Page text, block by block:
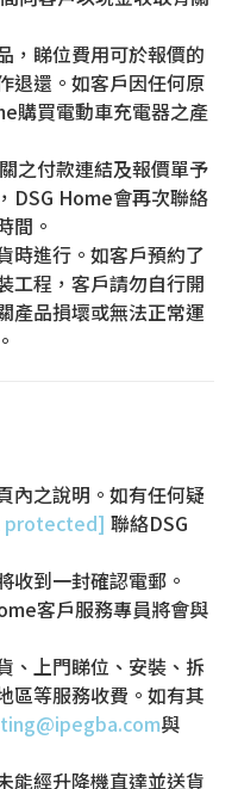
，睇位費用可於報價的
退還。如客戶因任何原
購買電動車充電器之產
之付款連結及報價單予
DSG Home會再次聯絡
間。
時進行。如客戶預約了
工程，客戶請勿自行開
產品損壞或無法正常運
內之說明。如有任何疑
protected] 聯絡DSG
收到一封確認電郵。
客戶服務專員將會與
、上門睇位、安裝、拆
區等服務收費。如有其
ipegba.com與
能經升降機直達並送貨